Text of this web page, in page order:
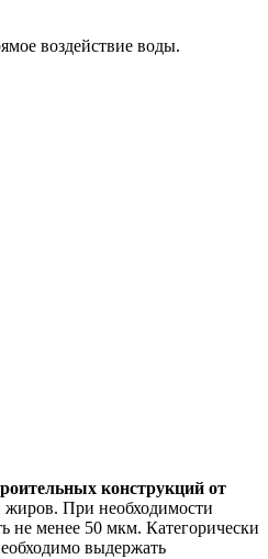
воздействие воды.
конструкций от
жиров. При необходимости
не менее 50 мкм. Категорически
выдержать